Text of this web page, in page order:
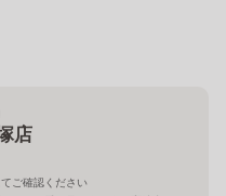
店
ご確認ください